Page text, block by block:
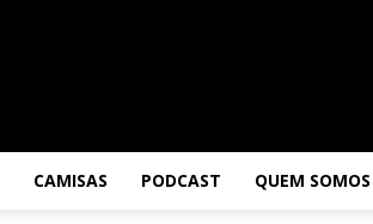
CAMISAS PODCAST QUEM SOMOS